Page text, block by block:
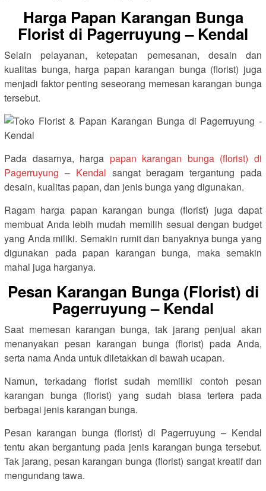
Harga Papan Karangan Bunga
Florist di Pagerruyung – Kendal
Selain pelayanan, ketepatan pemesanan, desain dan
kualitas bunga, harga papan karangan bunga (florist) juga
menjadi faktor penting seseorang memesan karangan bunga
tersebut.
Pada dasarnya, harga papan karangan bunga (florist) di
Pagerruyung – Kendal sangat beragam tergantung pada
desain, kualitas papan, dan jenis bunga yang digunakan.
Ragam harga papan karangan bunga (florist) juga dapat
membuat Anda lebih mudah memilih sesuai dengan budget
yang Anda miliki. Semakin rumit dan banyaknya bunga yang
digunakan pada papan karangan bunga, maka semakin
mahal juga harganya.
Pesan Karangan Bunga (Florist) di
Pagerruyung – Kendal
Saat memesan karangan bunga, tak jarang penjual akan
menanyakan pesan karangan bunga (florist) pada Anda,
serta nama Anda untuk diletakkan di bawah ucapan.
Namun, terkadang florist sudah memiliki contoh pesan
karangan bunga (florist) yang sudah biasa tertera pada
berbagai jenis karangan bunga.
Pesan karangan bunga (florist) di Pagerruyung – Kendal
tentu akan bergantung pada jenis karangan bunga tersebut.
Tak jarang, pesan karangan bunga (florist) sangat kreatif dan
mengundang tawa.